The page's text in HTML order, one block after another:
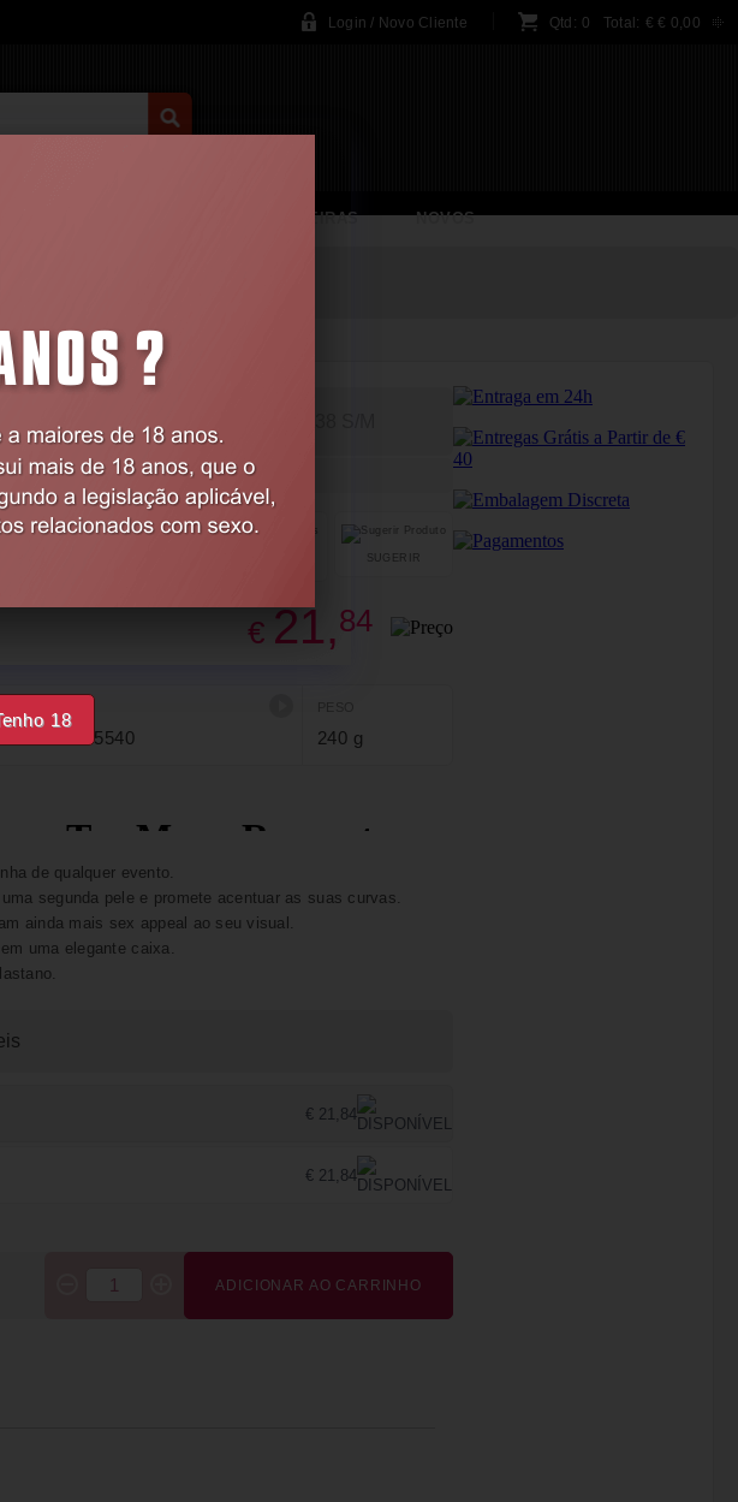
18
Login / Novo Cliente Qtd: 0 Total: €€ 0,00
BRINCADEIRAS NOVOS
CR-4442 VERMELHO
SUGERIR
€ 21,84
5902021035540 240 g
de qualquer evento.
segunda pele e promete acentuar as suas curvas.
ainda mais sex appeal ao seu visual.
uma elegante caixa.
€ 21,84
€ 21,84
ADICIONAR AO CARRINHO